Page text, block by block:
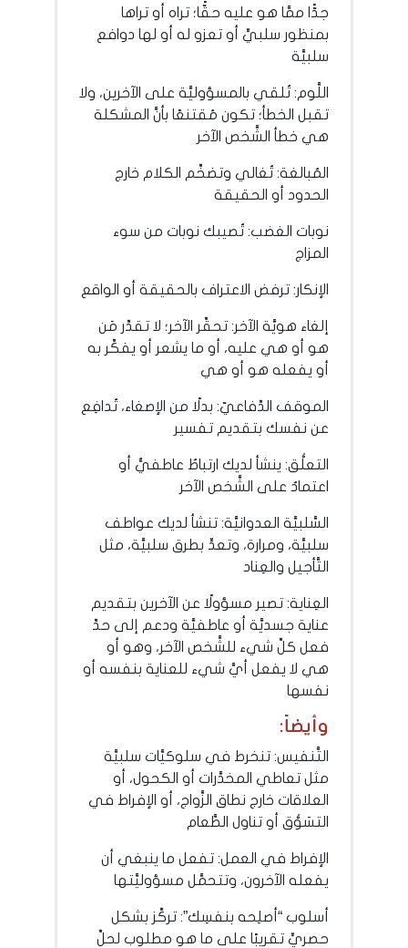
جدًّا ممَّا هو عليه حقًّا؛ تراه أو تراها
بمنظور سلبيٍّ أو تعزو له أو لها دوافع
سلبيَّة
اللَّوم: تُلقي بالمسؤوليَّة على الآخرين، ولا
تقبل الخطأ؛ تكون مُقتنعًا بأنَّ المشكلة
هي خطأ الشَّخص الآخر
المُبالغة: تُغالي وتضخِّم الكلام خارج
الحدود أو الحقيقة
نوبات الغضب: تُصيبك نوبات من سوء
المزاج
الإنكار: ترفض الاعتراف بالحقيقة أو الواقع
إلغاء هويَّة الآخر: تحقِّر الآخر؛ لا تقدِّر مَن
هو أو هي عليه، أو ما يشعر أو يفكِّر به
أو يفعله هو أو هي
الموقف الدِّفاعيّ: بدلًا من الإصغاء، تُدافِع
عن نفسك بتقديم تفسير
التعلُّق: ينشأ لديك ارتباطٌ عاطفيٌّ أو
اعتمادٌ على الشَّخص الآخر
السَّلبيَّة العدوانيَّة: تنشأ لديك عواطف
سلبيَّة، ومرارة، وتعدٍّ بطرق سلبيَّة، مثل
التَّأجيل والعِناد
العِناية: تصير مسؤولًا عن الآخرين بتقديم
عناية جسديَّة أو عاطفيَّة ودعم إلى حدِّ
فعل كلِّ شيء للشَّخص الآخر، وهو أو
هي لا يفعل أيَّ شيء للعناية بنفسه أو
نفسها
وأيضاً:
التَّنفيس: تنخرط في سلوكيَّات سلبيَّة
مثل تعاطي المخدَّرات أو الكحول، أو
العلاقات خارج نطاق الزَّواج، أو الإفراط في
التسَوُّق أو تناول الطَّعام
الإفراط في العمل: تفعل ما ينبغي أن
يفعله الآخرون، وتتحمَّل مسؤوليَّتها
أسلوب “أصلِحه بنفسِك”: تركِّز بشكل
حصريٍّ تقريبًا على ما هو مطلوب لحلِّ